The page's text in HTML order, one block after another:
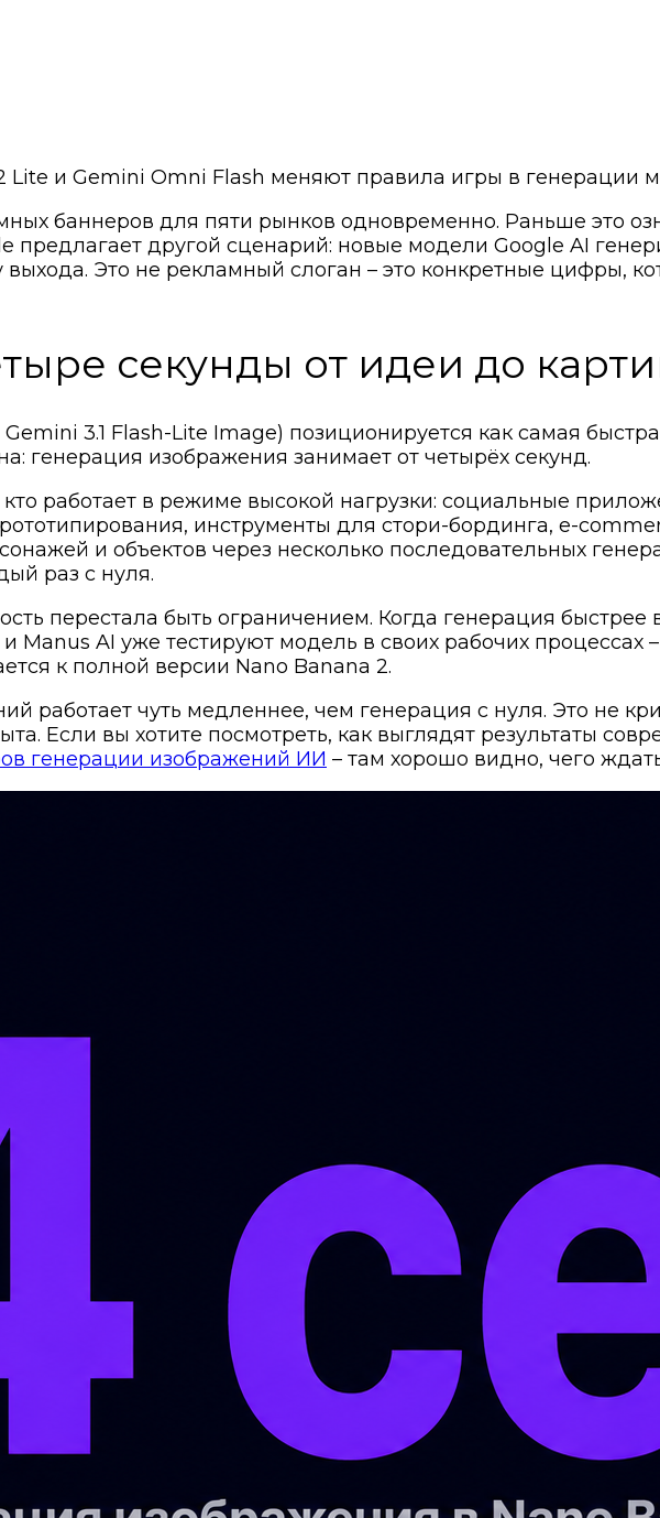
Lite и Gemini Omni Flash меняют правила игры в генерации
баннеров для пяти рынков одновременно. Раньше это
предлагает другой сценарий: новые модели Google AI
выхода. Это не рекламный слоган – это конкретные цифры,
секунды от идеи до
3.1 Flash-Lite Image) позиционируется как самая
генерация изображения занимает от четырёх секунд.
работает в режиме высокой нагрузки: социальные
инструменты для стори-бординга, e-
и объектов через несколько последовательных
раз с нуля.
перестала быть ограничением. Когда генерация быстрее
Manus AI уже тестируют модель в своих рабочих процессах
к полной версии Nano Banana 2.
работает чуть медленнее, чем генерация с нуля. Это не
Если вы хотите посмотреть, как выглядят результаты
генерации изображений ИИ – там хорошо видно, чего